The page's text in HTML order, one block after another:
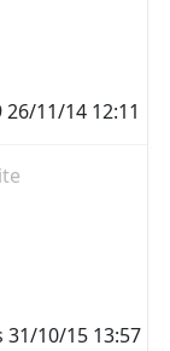
26/11/14 12:11
31/10/15 13:57